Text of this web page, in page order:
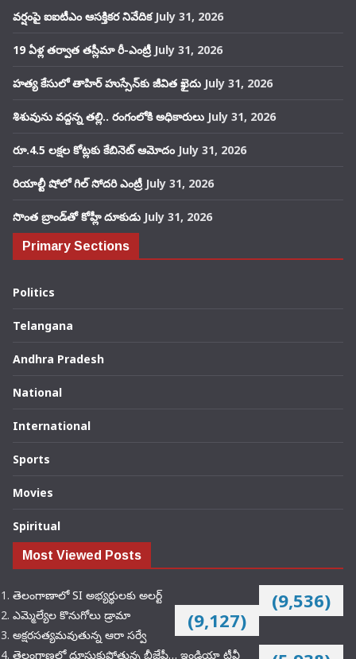
వర్షంపై ఐఐటీఎం ఆసక్తికర నివేదిక July 31, 2026
19 ఏళ్ల తర్వాత తస్లీమా రీ-ఎంట్రీ July 31, 2026
హత్య కేసులో తాహిర్ హుస్సేన్‌కు జీవిత ఖైదు July 31, 2026
శిశువును వద్దన్న తల్లి.. రంగంలోకి అధికారులు July 31, 2026
రూ.4.5 లక్షల కోట్లకు కేబినెట్ ఆమోదం July 31, 2026
రియాల్టీ షోలో గిల్ సోదరి ఎంట్రీ July 31, 2026
సొంత బ్రాండ్‌తో కోహ్లీ దూకుడు July 31, 2026
Primary Sections
Politics
Telangana
Andhra Pradesh
National
International
Sports
Movies
Spiritual
Most Viewed Posts
తెలంగాణాలో SI అభ్యర్థులకు అలర్ట్ (9,536)
ఎమ్మెల్యేల కొనుగోలు డ్రామా (9,127)
అక్షరసత్యమవుతున్న ఆరా సర్వే
తెలంగాణలో దూసుకుపోతున్న బీజేపీ… ఇండియా టీవీ